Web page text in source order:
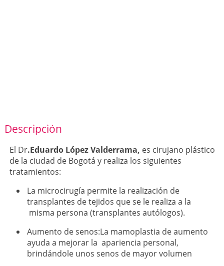
Descripción
El Dr.Eduardo López Valderrama, es cirujano plástico
de la ciudad de Bogotá y realiza los siguientes
tratamientos:
La microcirugía permite la realización de
transplantes de tejidos que se le realiza a la
misma persona (transplantes autólogos).
Aumento de senos:La mamoplastia de aumento
ayuda a mejorar la apariencia personal,
brindándole unos senos de mayor volumen